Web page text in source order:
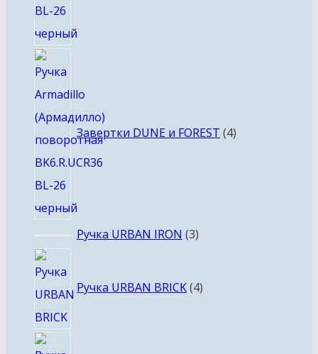
Завертки DUNE и FOREST 4
Ручка URBAN IRON 33
Ручка URBAN BRICK 4товара